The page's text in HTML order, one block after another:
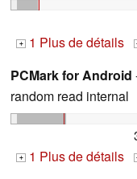
+ 1 Plus de détails
PCMark for Android
random read internal
+ 1 Plus de détails